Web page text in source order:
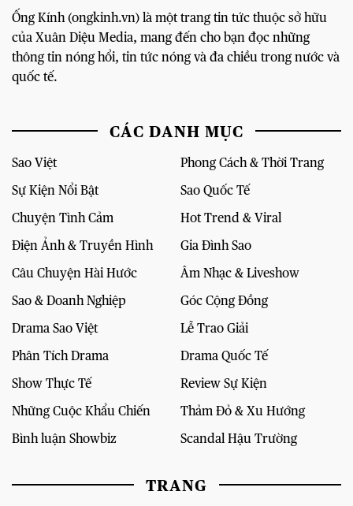
Ống Kính (ongkinh.vn) là một trang tin tức thuộc sở hữu
của Xuân Diệu Media, mang đến cho bạn đọc những
thông tin nóng hổi, tin tức nóng và đa chiều trong nước và
quốc tế.
CÁC DANH MỤC
Sao Việt
Phong Cách & Thời Trang
Sự Kiện Nổi Bật
Sao Quốc Tế
Chuyện Tình Cảm
Hot Trend & Viral
Điện Ảnh & Truyền Hình
Gia Đình Sao
Câu Chuyện Hài Hước
Âm Nhạc & Liveshow
Sao & Doanh Nghiệp
Góc Cộng Đồng
Drama Sao Việt
Lễ Trao Giải
Phân Tích Drama
Drama Quốc Tế
Show Thực Tế
Review Sự Kiện
Những Cuộc Khẩu Chiến
Thảm Đỏ & Xu Hướng
Bình luận Showbiz
Scandal Hậu Trường
TRANG